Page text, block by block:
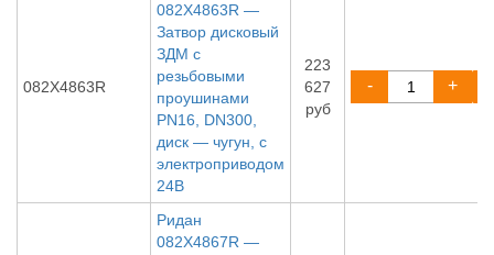
082X4863R
082X4863R —
Затвор дисковый
ЗДМ с
резьбовыми
проушинами
PN16, DN300,
диск — чугун, с
электроприводом
24В
223
627
руб
- +
Ридан
082X4867R —